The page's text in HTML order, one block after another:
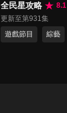
全民星攻略
8.1
更新至第931集
遊戲節目
綜藝